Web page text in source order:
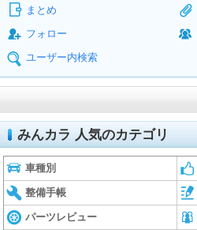
まとめ
フォロー
ユーザー内検索
みんカラ 人気のカテゴリ
車種別
整備手帳
パーツレビュー